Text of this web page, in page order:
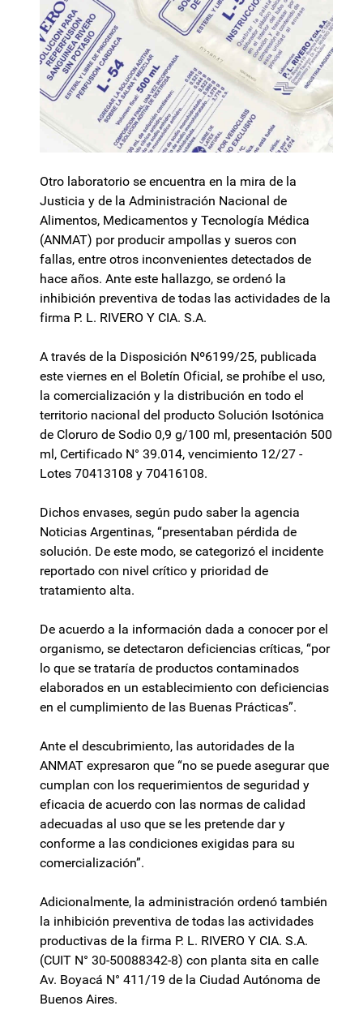
Otro laboratorio se encuentra en la mira de la
Justicia y de la Administración Nacional de
Alimentos, Medicamentos y Tecnología Médica
(ANMAT) por producir ampollas y sueros con
fallas, entre otros inconvenientes detectados de
hace años. Ante este hallazgo, se ordenó la
inhibición preventiva de todas las actividades de la
firma P. L. RIVERO Y CIA. S.A.
A través de la Disposición Nº6199/25, publicada
este viernes en el Boletín Oficial, se prohíbe el uso,
la comercialización y la distribución en todo el
territorio nacional del producto Solución Isotónica
de Cloruro de Sodio 0,9 g/100 ml, presentación 500
ml, Certificado N° 39.014, vencimiento 12/27 -
Lotes 70413108 y 70416108.
Dichos envases, según pudo saber la agencia
Noticias Argentinas, “presentaban pérdida de
solución. De este modo, se categorizó el incidente
reportado con nivel crítico y prioridad de
tratamiento alta.
De acuerdo a la información dada a conocer por el
organismo, se detectaron deficiencias críticas, “por
lo que se trataría de productos contaminados
elaborados en un establecimiento con deficiencias
en el cumplimiento de las Buenas Prácticas”.
Ante el descubrimiento, las autoridades de la
ANMAT expresaron que “no se puede asegurar que
cumplan con los requerimientos de seguridad y
eficacia de acuerdo con las normas de calidad
adecuadas al uso que se les pretende dar y
conforme a las condiciones exigidas para su
comercialización”.
Adicionalmente, la administración ordenó también
la inhibición preventiva de todas las actividades
productivas de la firma P. L. RIVERO Y CIA. S.A.
(CUIT N° 30-50088342-8) con planta sita en calle
Av. Boyacá N° 411/19 de la Ciudad Autónoma de
Buenos Aires.